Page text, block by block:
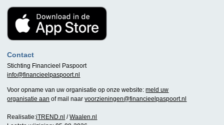
Contact
Stichting Financieel Paspoort
info@financieelpaspoort.nl
Voor opname van uw organisatie op onze website:meld uw
organisatie aan of mail naarvoorzieningen@financieelpaspoort.nl
Realisatie:iTREND.nl /Waalen.nl